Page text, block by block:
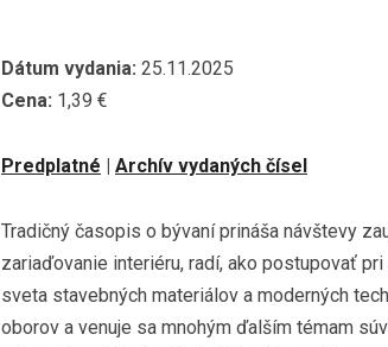
Dátum vydania: 25.11.2025
Cena: 1,39 €
Predplatné Archív vydaných čísel
Tradičný časopis o bývaní prináša návštevy
zariaďovanie interiéru, radí, ako postupovať
sveta stavebných materiálov a moderných
oborov a venuje sa mnohým ďalším témam